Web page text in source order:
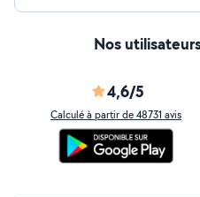
Nos
4,6/5
Calculé à partir de 48731 avis